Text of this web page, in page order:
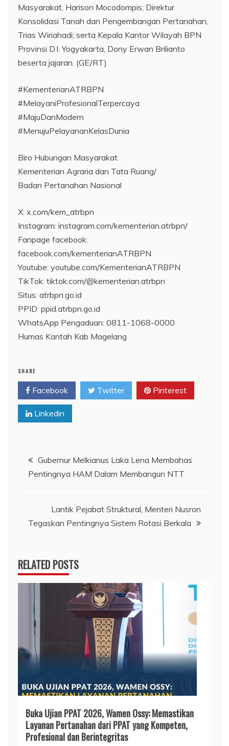
Masyarakat, Harison Mocodompis; Direktur
Konsolidasi Tanah dan Pengembangan Pertanahan,
Trias Wiriahadi; serta Kepala Kantor Wilayah BPN
Provinsi D.I. Yogyakarta, Dony Erwan Brilianto
beserta jajaran. (GE/RT)
#KementerianATRBPN
#MelayaniProfesionalTerpercaya
#MajuDanModern
#MenujuPelayananKelasDunia
Biro Hubungan Masyarakat
Kementerian Agraria dan Tata Ruang/
Badan Pertanahan Nasional
X: x.com/kem_atrbpn
Instagram: instagram.com/kementerian.atrbpn/
Fanpage facebook:
facebook.com/kementerianATRBPN
Youtube: youtube.com/KementerianATRBPN
TikTok: tiktok.com/@kementerian.atrbpn
Situs: atrbpn.go.id
PPID: ppid.atrbpn.go.id
WhatsApp Pengaduan: 0811-1068-0000
Humas Kantah Kab Magelang
SHARE
Facebook Twitter Pinterest
Linkedin
Navigasi
pos
Gubernur Melkianus Laka Lena Membahas
Pentingnya HAM Dalam Membangun NTT
Lantik Pejabat Struktural, Menteri Nusron
Tegaskan Pentingnya Sistem Rotasi Berkala
RELATED POSTS
Buka Ujian PPAT 2026, Wamen Ossy: Memastikan
Layanan Pertanahan dari PPAT yang Kompeten,
Profesional dan Berintegritas